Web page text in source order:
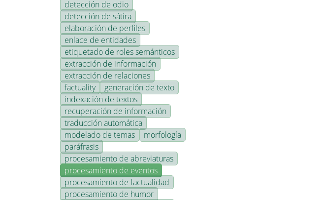
detección de odio
detección de sátira
elaboración de perfiles
enlace de entidades
etiquetado de roles semánticos
extracción de información
extracción de relaciones
factuality
generación de texto
indexación de textos
recuperación de información
traducción automática
modelado de temas
morfología
paráfrasis
procesamiento de abreviaturas
procesamiento de eventos
procesamiento de factualidad
procesamiento de humor